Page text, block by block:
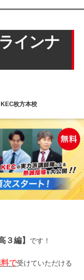
インナ
KEC枚方本校
３編】 です！
で受けていただける